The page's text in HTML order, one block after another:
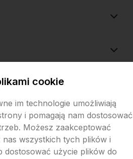
Szablon Shoper Modern 3.0™
cookie
im technologie umożliwiają
i pomagają nam dostosować
Możesz zaakceptować
wszystkich tych plików i
dostosować użycie plików do